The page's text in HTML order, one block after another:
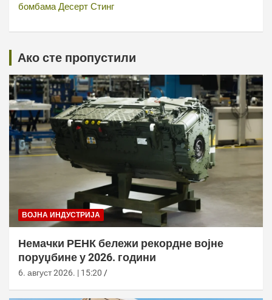
бомбама Десерт Стинг
Ако сте пропустили
ВОЈНА ИНДУСТРИЈА
Немачки РЕНК бележи рекордне војне
поруџбине у 2026. години
6. август 2026. | 15:20